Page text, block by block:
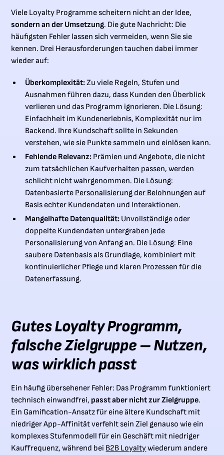
Viele Loyalty Programme scheitern nicht an der Idee,
sondern an der Umsetzung. Die gute Nachricht: Die
häufigsten Fehler lassen sich vermeiden, wenn Sie sie
kennen. Drei Herausforderungen tauchen dabei immer
wieder auf:
Überkomplexität:Zu viele Regeln, Stufen und
Ausnahmen führen dazu, dass Kunden den Überblick
verlieren und das Programm ignorieren. Die Lösung:
Einfachheit im Kundenerlebnis, Komplexität nur im
Backend. Ihre Kundschaft sollte in Sekunden
verstehen, wie sie Punkte sammeln und einlösen kann.
Fehlende Relevanz: Prämien und Angebote, die nicht
zum tatsächlichen Kaufverhalten passen, werden
schlicht nicht wahrgenommen. Die Lösung:
Datenbasierte Personalisierung der Belohnungen auf
Basis echter Kundendaten und Interaktionen.
Mangelhafte Datenqualität: Unvollständige oder
doppelte Kundendaten untergraben jede
Personalisierung von Anfang an. Die Lösung: Eine
saubere Datenbasis als Grundlage, kombiniert mit
kontinuierlicher Pflege und klaren Prozessen für die
Datenerfassung.
Gutes Loyalty Programm,
falsche Zielgruppe – Nutzen,
was wirklich passt
Ein häufig übersehener Fehler: Das Programm funktioniert
technisch einwandfrei, passt aber nicht zur Zielgruppe.
Ein Gamification-Ansatz für eine ältere Kundschaft mit
niedriger App-Affinität verfehlt sein Ziel genauso wie ein
komplexes Stufenmodell für ein Geschäft mit niedriger
Kauffrequenz, während bei B2B Loyaltywiederum andere